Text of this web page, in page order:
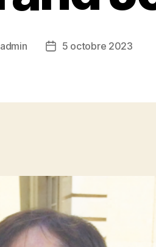
admin
Date5 octobre 2023